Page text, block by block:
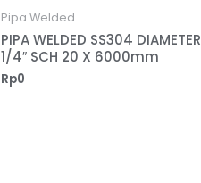
Pipa Welded
PIPA WELDED SS304 DIAMETER
1/4″ SCH 20 X 6000mm
Rp0